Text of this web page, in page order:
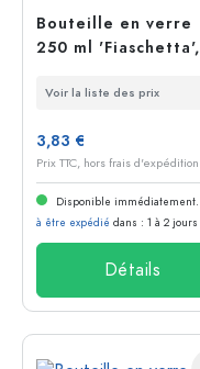
Bouteille en verre
250 ml 'Fiaschetta',
bouchon mécanique
Voir la liste des prix
3,83 €
Prix TTC, hors frais d'expédition
Disponible immédiatement.
à être expédié dans : 1 à 2 jours
Détails